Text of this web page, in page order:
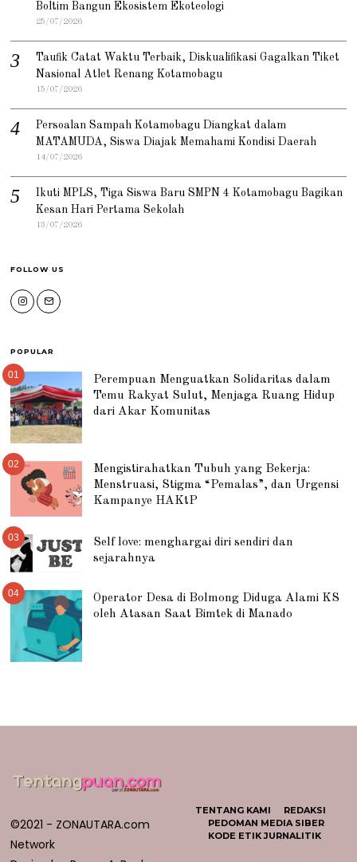
Boltim Bangun Ekosistem Ekoteologi
25/07/2026
Taufik Catat Waktu Terbaik, Diskualifikasi Gagalkan Tiket
Nasional Atlet Renang Kotamobagu
15/07/2026
Persoalan Sampah Kotamobagu Diangkat dalam
MATAMUDA, Siswa Diajak Memahami Kondisi Daerah
14/07/2026
Ikuti MPLS, Tiga Siswa Baru SMPN 4 Kotamobagu Bagikan
Kesan Hari Pertama Sekolah
13/07/2026
FOLLOW US
POPULAR
01
Perempuan Menguatkan Solidaritas dalam
Temu Rakyat Sulut, Menjaga Ruang Hidup
dari Akar Komunitas
02
Mengistirahatkan Tubuh yang Bekerja:
Menstruasi, Stigma “Pemalas”, dan Urgensi
Kampanye HAKtP
03
Self love: menghargai diri sendiri dan
sejarahnya
04
Operator Desa di Bolmong Diduga Alami KS
oleh Atasan Saat Bimtek di Manado
©2021 - ZONAUTARA.com
Network
TENTANG KAMI
REDAKSI
PEDOMAN MEDIA SIBER
KODE ETIK JURNALITIK